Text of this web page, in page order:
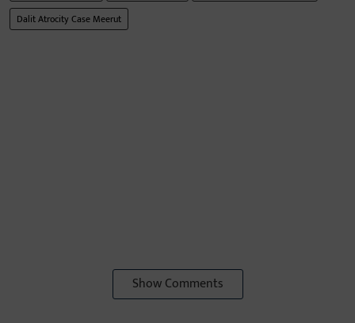
Dalit Atrocity Case Meerut
Show Comments